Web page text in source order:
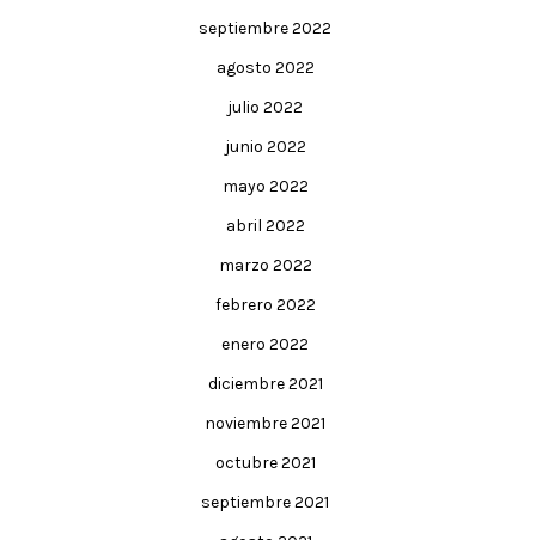
septiembre 2022
agosto 2022
julio 2022
junio 2022
mayo 2022
abril 2022
marzo 2022
febrero 2022
enero 2022
diciembre 2021
noviembre 2021
octubre 2021
septiembre 2021